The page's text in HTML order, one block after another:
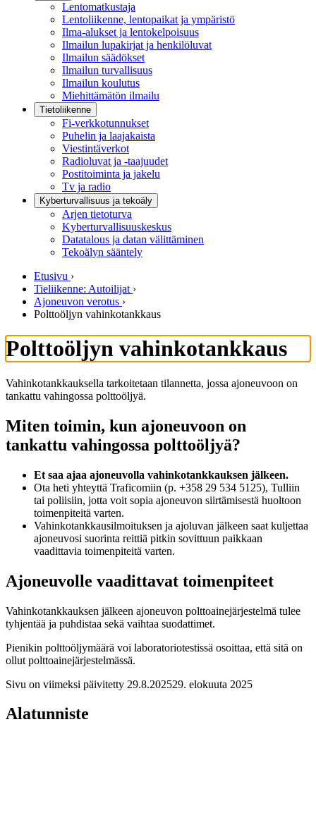
Lentomatkustaja
Lentoliikenne, lentopaikat ja ympäristö
Ilma-alukset ja lentokelpoisuus
Ilmailun lupakirjat ja henkilöluvat
Ilmailun säädökset
Ilmailun turvallisuus
Ilmailun koulutus
Miehittämätön ilmailu
Tietoliikenne
Fi-verkkotunnukset
Puhelin ja laajakaista
Viestintäverkot
Radioluvat ja -taajuudet
Postitoiminta ja jakelu
Tv ja radio
Kyberturvallisuus ja tekoäly
Arjen tietoturva
Kyberturvallisuuskeskus
Datatalous ja datan välittäminen
Tekoälyn sääntely
Etusivu ›
Tieliikenne: Autoilijat ›
Ajoneuvon verotus ›
Polttoöljyn vahinkotankkaus
Polttoöljyn vahinkotankkaus
Vahinkotankkauksella tarkoitetaan tilannetta, jossa ajoneuvoon on
tankattu vahingossa polttoöljyä.
Miten toimin, kun ajoneuvoon on
tankattu vahingossa polttoöljyä?
Et saa ajaa ajoneuvolla vahinkotankkauksen jälkeen.
Ota heti yhteyttä Traficomiin (p. +358 29 534 5125), Tulliin
tai poliisiin, jotta voit sopia ajoneuvon siirtämisestä huoltoon
toimenpiteitä varten.
Vahinkotankkausilmoituksen ja ajoluvan jälkeen saat kuljettaa
ajoneuvosi suorinta reittiä pitkin sovittuun paikkaan
vaadittavia toimenpiteitä varten.
Ajoneuvolle vaadittavat toimenpiteet
Vahinkotankkauksen jälkeen ajoneuvon polttoainejärjestelmä tulee
tyhjentää ja puhdistaa sekä vaihtaa suodattimet.
Pienikin polttoöljymäärä voi laboratoriotestissä osoittaa, että sitä on
ollut polttoainejärjestelmässä.
Sivu on viimeksi päivitetty 29.8.202529. elokuuta 2025
Alatunniste